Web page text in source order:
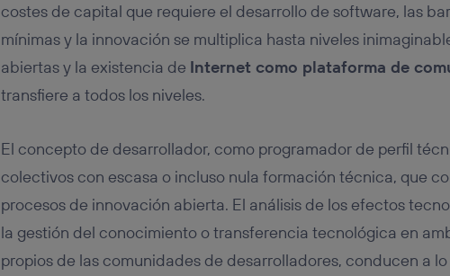
costes de capital que requiere el desarrollo de software, las
mínimas y la innovación se multiplica hasta niveles
abiertas y la existencia de Internet como plataforma de
transfiere a todos los niveles.
El concepto de desarrollador, como programador de perfil
colectivos con escasa o incluso nula formación técnica, que
procesos de innovación abierta. El análisis de los efectos
la gestión del conocimiento o transferencia tecnológica en
propios de las comunidades de desarrolladores, conducen a